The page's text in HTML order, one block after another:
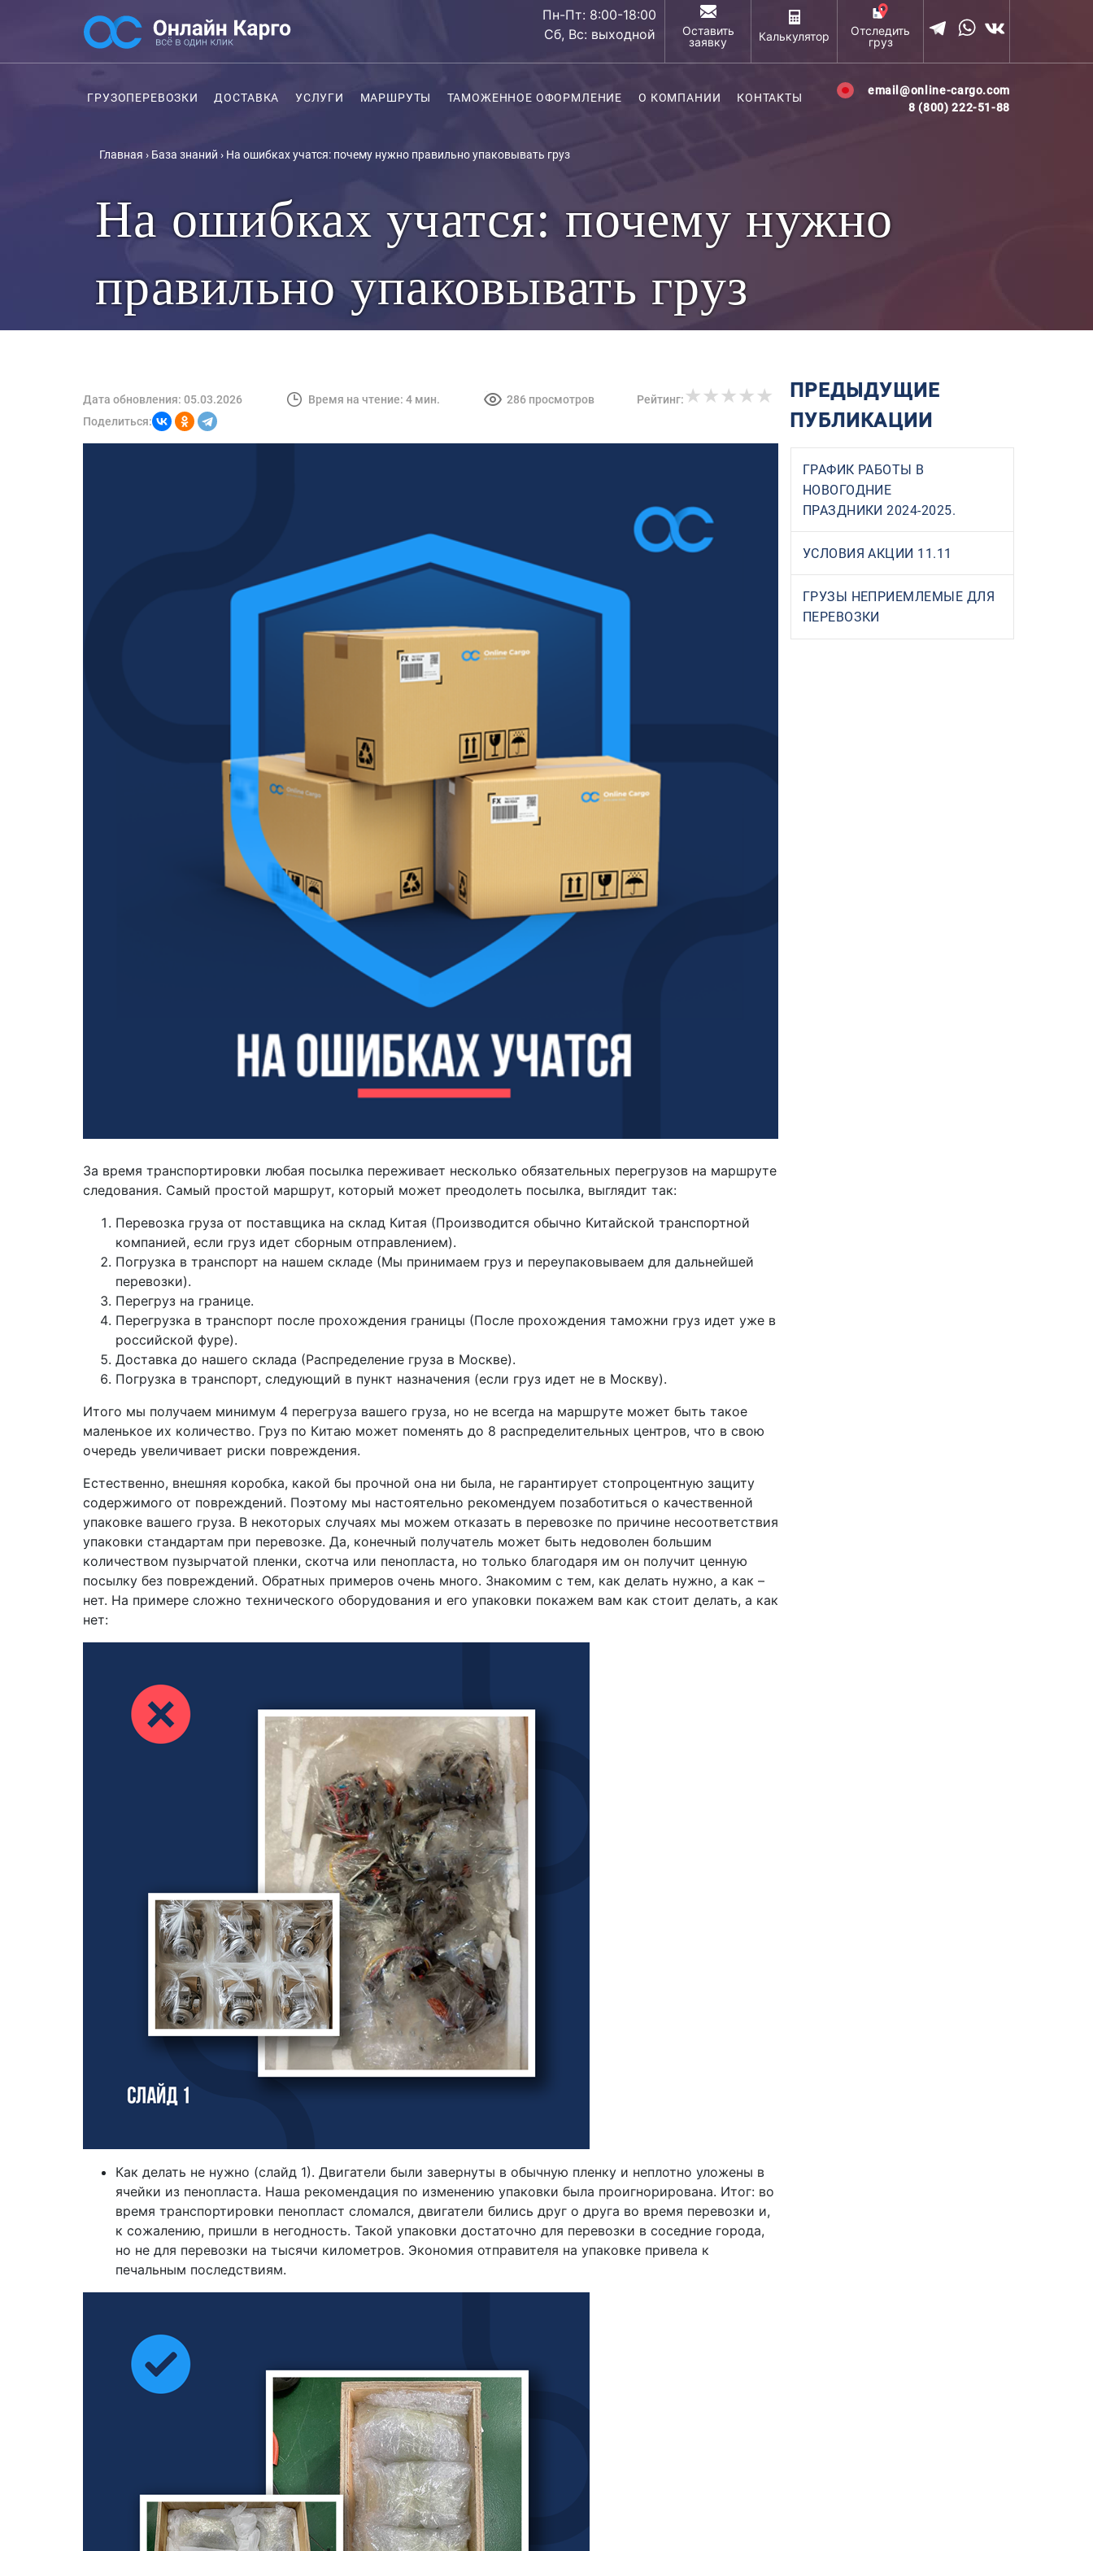
Пн-Пт: 8:00-18:00
Сб, Вс: выходной
Оставить
заявку
Калькулятор
Отследить
груз
ГРУЗОПЕРЕВОЗКИ ДОСТАВКА УСЛУГИ МАРШРУТЫ ТАМОЖЕННОЕ ОФОРМЛЕНИЕ О КОМПАНИИ КОНТАКТЫ
email@online-cargo.com
8 (800) 222-51-88
Главная › База знаний › На ошибках учатся: почему нужно правильно упаковывать груз
На ошибках учатся: почему нужно
правильно упаковывать груз
Дата обновления: 05.03.2026 Время на чтение: 4 мин. 286 просмотров Рейтинг: 0.0
Поделиться:
За время транспортировки любая посылка переживает несколько обязательных перегрузов на маршруте
следования. Самый простой маршрут, который может преодолеть посылка, выглядит так:
Перевозка груза от поставщика на склад Китая (Производится обычно Китайской транспортной
компанией, если груз идет сборным отправлением).
Погрузка в транспорт на нашем складе (Мы принимаем груз и переупаковываем для дальнейшей
перевозки).
Перегруз на границе.
Перегрузка в транспорт после прохождения границы (После прохождения таможни груз идет уже в
российской фуре).
Доставка до нашего склада (Распределение груза в Москве).
Погрузка в транспорт, следующий в пункт назначения (если груз идет не в Москву).
Итого мы получаем минимум 4 перегруза вашего груза, но не всегда на маршруте может быть такое
маленькое их количество. Груз по Китаю может поменять до 8 распределительных центров, что в свою
очередь увеличивает риски повреждения.
Естественно, внешняя коробка, какой бы прочной она ни была, не гарантирует стопроцентную защиту
содержимого от повреждений. Поэтому мы настоятельно рекомендуем позаботиться о качественной
упаковке вашего груза. В некоторых случаях мы можем отказать в перевозке по причине несоответствия
упаковки стандартам при перевозке. Да, конечный получатель может быть недоволен большим
количеством пузырчатой пленки, скотча или пенопласта, но только благодаря им он получит ценную
посылку без повреждений. Обратных примеров очень много. Знакомим с тем, как делать нужно, а как –
нет. На примере сложно технического оборудования и его упаковки покажем вам как стоит делать, а как
нет:
Как делать не нужно (слайд 1). Двигатели были завернуты в обычную пленку и неплотно уложены в
ячейки из пенопласта. Наша рекомендация по изменению упаковки была проигнорирована. Итог: во
время транспортировки пенопласт сломался, двигатели бились друг о друга во время перевозки и,
к сожалению, пришли в негодность. Такой упаковки достаточно для перевозки в соседние города,
но не для перевозки на тысячи километров. Экономия отправителя на упаковке привела к
печальным последствиям.
ПРЕДЫДУЩИЕ
ПУБЛИКАЦИИ
ГРАФИК РАБОТЫ В
НОВОГОДНИЕ
ПРАЗДНИКИ 2024-2025.
УСЛОВИЯ АКЦИИ 11.11
ГРУЗЫ НЕПРИЕМЛЕМЫЕ ДЛЯ
ПЕРЕВОЗКИ